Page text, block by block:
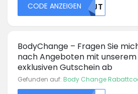
CODE ANZEIGEN NTJT
BodyChange – Fragen Sie
nach Angeboten mit unserem
exklusiven Gutschein ab
Gefunden auf: Body Change